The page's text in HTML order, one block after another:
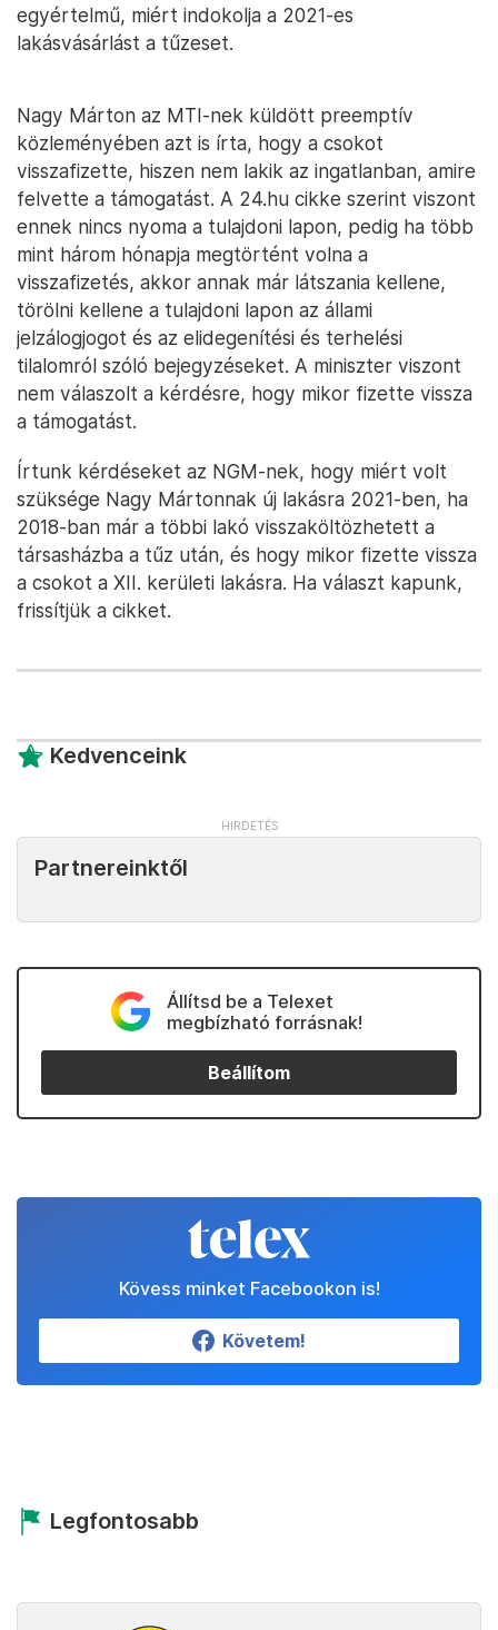
egyértelmű, miért indokolja a 2021-es
lakásvásárlást a tűzeset.
Nagy Márton az MTI-nek küldött preemptív
közleményében azt is írta, hogy a csokot
visszafizette, hiszen nem lakik az ingatlanban, amire
felvette a támogatást. A 24.hu cikke szerint viszont
ennek nincs nyoma a tulajdoni lapon, pedig ha több
mint három hónapja megtörtént volna a
visszafizetés, akkor annak már látszania kellene,
törölni kellene a tulajdoni lapon az állami
jelzálogjogot és az elidegenítési és terhelési
tilalomról szóló bejegyzéseket. A miniszter viszont
nem válaszolt a kérdésre, hogy mikor fizette vissza
a támogatást.
Írtunk kérdéseket az NGM-nek, hogy miért volt
szüksége Nagy Mártonnak új lakásra 2021-ben, ha
2018-ban már a többi lakó visszaköltözhetett a
társasházba a tűz után, és hogy mikor fizette vissza
a csokot a XII. kerületi lakásra. Ha választ kapunk,
frissítjük a cikket.
Kedvenceink
Partnereinktől
Állítsd be a Telexet
megbízható forrásnak!
Beállítom
Kövess minket Facebookon is!
Követem!
Legfontosabb